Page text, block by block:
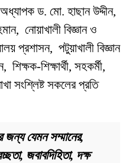
ড. মো. হাছান উদ্দীন,
নোয়াখালী বিজ্ঞান ও
প্রশাসন, পটুয়াখালী বিজ্ঞান
শিক্ষার্থী, সহকর্মী,
সংশ্লিষ্ট সকলের প্রতি
জন্য যেমন সম্মানের,
জবাবদিহিতা, দক্ষ